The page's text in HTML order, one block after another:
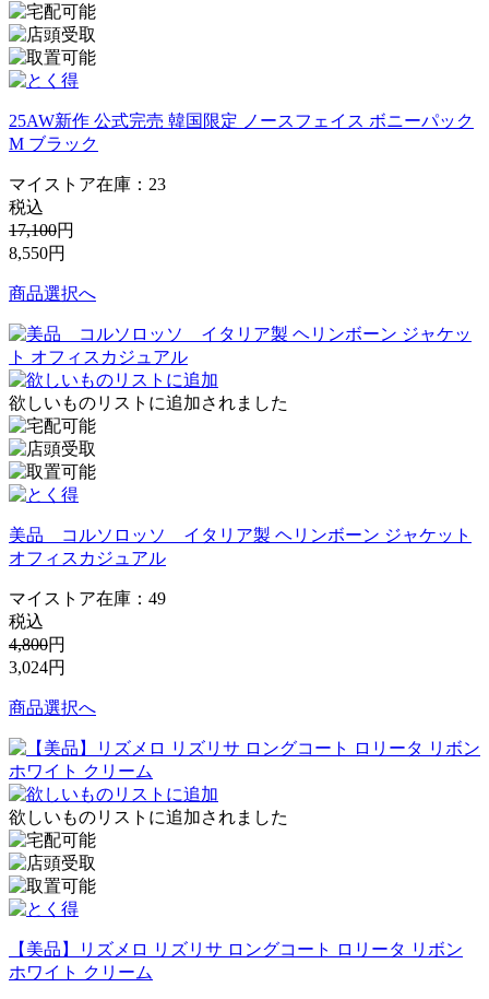
25AW新作 公式完売 韓国限定 ノースフェイス ボニーパック
M ブラック
マイストア在庫： 23
税込
17,100円
8,550円
商品選択へ
欲しいものリストに追加されました
美品 コルソロッソ イタリア製 ヘリンボーン ジャケット
オフィスカジュアル
マイストア在庫： 49
税込
4,800円
3,024円
商品選択へ
欲しいものリストに追加されました
【美品】リズメロ リズリサ ロングコート ロリータ リボン
ホワイト クリーム